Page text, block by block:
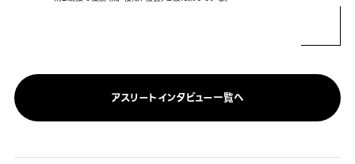
アスリートインタビュー一覧へ